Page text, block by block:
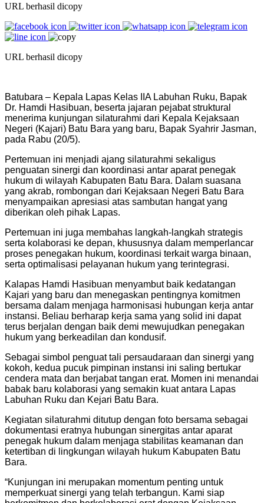
URL berhasil dicopy
URL berhasil dicopy
Batubara – Kepala Lapas Kelas IIA Labuhan Ruku, Bapak
Dr. Hamdi Hasibuan, beserta jajaran pejabat struktural
menerima kunjungan silaturahmi dari Kepala Kejaksaan
Negeri (Kajari) Batu Bara yang baru, Bapak Syahrir Jasman,
pada Rabu (20/5).
Pertemuan ini menjadi ajang silaturahmi sekaligus
penguatan sinergi dan koordinasi antar aparat penegak
hukum di wilayah Kabupaten Batu Bara. Dalam suasana
yang akrab, rombongan dari Kejaksaan Negeri Batu Bara
menyampaikan apresiasi atas sambutan hangat yang
diberikan oleh pihak Lapas.
Pertemuan ini juga membahas langkah-langkah strategis
serta kolaborasi ke depan, khususnya dalam memperlancar
proses penegakan hukum, koordinasi terkait warga binaan,
serta optimalisasi pelayanan hukum yang terintegrasi.
Kalapas Hamdi Hasibuan menyambut baik kedatangan
Kajari yang baru dan menegaskan pentingnya komitmen
bersama dalam menjaga harmonisasi hubungan kerja antar
instansi. Beliau berharap kerja sama yang solid ini dapat
terus berjalan dengan baik demi mewujudkan penegakan
hukum yang berkeadilan dan kondusif.
Sebagai simbol penguat tali persaudaraan dan sinergi yang
kokoh, kedua pucuk pimpinan instansi ini saling bertukar
cendera mata dan berjabat tangan erat. Momen ini menandai
babak baru kolaborasi yang semakin kuat antara Lapas
Labuhan Ruku dan Kejari Batu Bara.
Kegiatan silaturahmi ditutup dengan foto bersama sebagai
dokumentasi eratnya hubungan sinergitas antar aparat
penegak hukum dalam menjaga stabilitas keamanan dan
ketertiban di lingkungan wilayah hukum Kabupaten Batu
Bara.
“Kunjungan ini merupakan momentum penting untuk
memperkuat sinergi yang telah terbangun. Kami siap